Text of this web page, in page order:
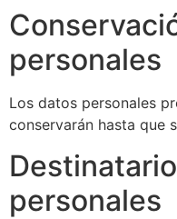
personales
Los datos personales
conservarán hasta que
personales